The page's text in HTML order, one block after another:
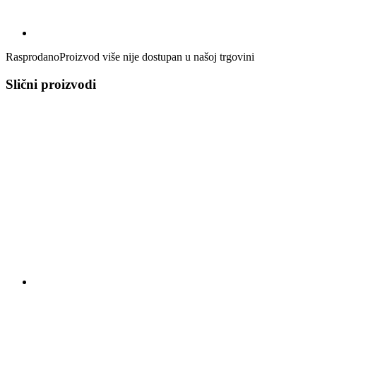
RasprodanoProizvod više nije dostupan u našoj trgovini
Slični proizvodi